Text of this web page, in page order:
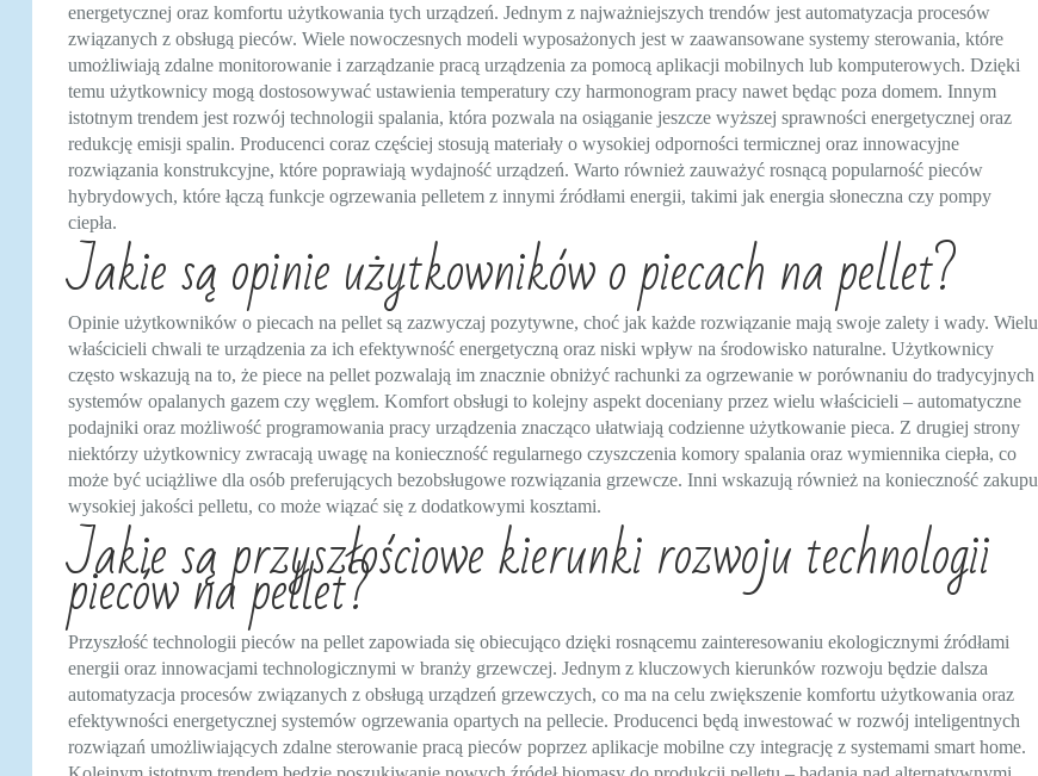
energetycznej oraz komfortu użytkowania tych urządzeń. Jednym z najważniejszych trendów jest automatyzacja procesów
związanych z obsługą pieców. Wiele nowoczesnych modeli wyposażonych jest w zaawansowane systemy sterowania, które
umożliwiają zdalne monitorowanie i zarządzanie pracą urządzenia za pomocą aplikacji mobilnych lub komputerowych. Dzięki
temu użytkownicy mogą dostosowywać ustawienia temperatury czy harmonogram pracy nawet będąc poza domem. Innym
istotnym trendem jest rozwój technologii spalania, która pozwala na osiąganie jeszcze wyższej sprawności energetycznej oraz
redukcję emisji spalin. Producenci coraz częściej stosują materiały o wysokiej odporności termicznej oraz innowacyjne
rozwiązania konstrukcyjne, które poprawiają wydajność urządzeń. Warto również zauważyć rosnącą popularność pieców
hybrydowych, które łączą funkcje ogrzewania pelletem z innymi źródłami energii, takimi jak energia słoneczna czy pompy
ciepła.
Jakie są opinie użytkowników o piecach na pellet?
Opinie użytkowników o piecach na pellet są zazwyczaj pozytywne, choć jak każde rozwiązanie mają swoje zalety i wady. Wielu
właścicieli chwali te urządzenia za ich efektywność energetyczną oraz niski wpływ na środowisko naturalne. Użytkownicy
często wskazują na to, że piece na pellet pozwalają im znacznie obniżyć rachunki za ogrzewanie w porównaniu do tradycyjnych
systemów opalanych gazem czy węglem. Komfort obsługi to kolejny aspekt doceniany przez wielu właścicieli – automatyczne
podajniki oraz możliwość programowania pracy urządzenia znacząco ułatwiają codzienne użytkowanie pieca. Z drugiej strony
niektórzy użytkownicy zwracają uwagę na konieczność regularnego czyszczenia komory spalania oraz wymiennika ciepła, co
może być uciążliwe dla osób preferujących bezobsługowe rozwiązania grzewcze. Inni wskazują również na konieczność zakupu
wysokiej jakości pelletu, co może wiązać się z dodatkowymi kosztami.
Jakie są przyszłościowe kierunki rozwoju technologii
pieców na pellet?
Przyszłość technologii pieców na pellet zapowiada się obiecująco dzięki rosnącemu zainteresowaniu ekologicznymi źródłami
energii oraz innowacjami technologicznymi w branży grzewczej. Jednym z kluczowych kierunków rozwoju będzie dalsza
automatyzacja procesów związanych z obsługą urządzeń grzewczych, co ma na celu zwiększenie komfortu użytkowania oraz
efektywności energetycznej systemów ogrzewania opartych na pellecie. Producenci będą inwestować w rozwój inteligentnych
rozwiązań umożliwiających zdalne sterowanie pracą pieców poprzez aplikacje mobilne czy integrację z systemami smart home.